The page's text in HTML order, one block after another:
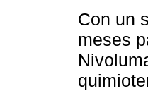
Con un
meses